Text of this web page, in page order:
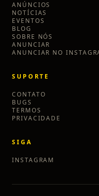
ANÚNCIOS
NOTÍCIAS
EVENTOS
BLOG
SOBRE NÓS
ANUNCIAR
ANUNCIAR NO
SUPORTE
CONTATO
BUGS
TERMOS
PRIVACIDADE
SIGA
INSTAGRAM